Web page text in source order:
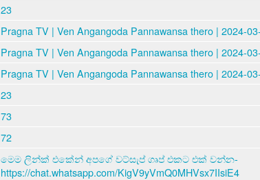
23
Pragna TV | Ven Angangoda Pannawansa thero | 2024-
Pragna TV | Ven Angangoda Pannawansa thero | 2024-
Pragna TV | Ven Angangoda Pannawansa thero | 2024-
23
73
72
මෙම ලින්ක් එකේන් අපගේ වට්සැප් ගෘප් එකට එක් වන්න-
https://chat.whatsapp.com/KigV9yVmQ0MHVsx7IIsiE4